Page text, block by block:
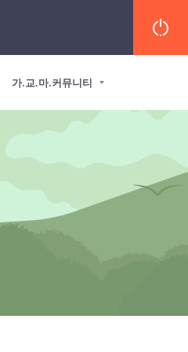
가.교.마.커뮤니티